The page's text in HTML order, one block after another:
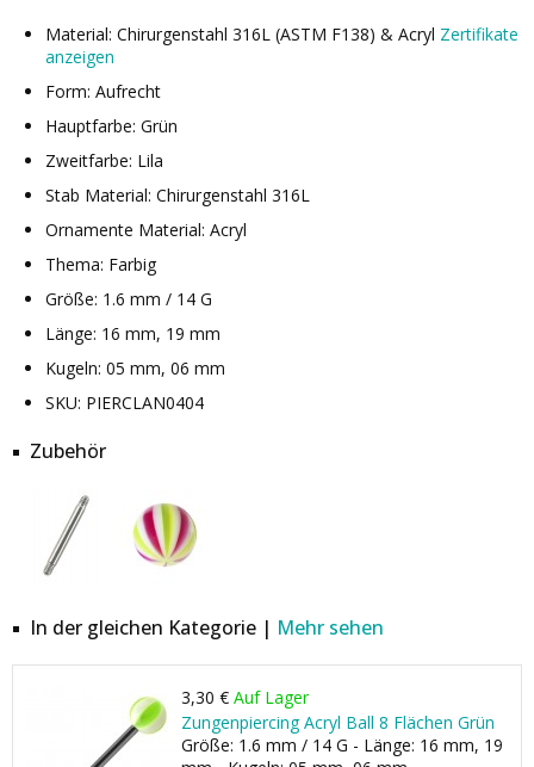
Material: Chirurgenstahl 316L (ASTM F138) & Acryl Zertifikate
anzeigen
Form: Aufrecht
Hauptfarbe: Grün
Zweitfarbe: Lila
Stab Material: Chirurgenstahl 316L
Ornamente Material: Acryl
Thema: Farbig
Größe: 1.6 mm / 14 G
Länge: 16 mm, 19 mm
Kugeln: 05 mm, 06 mm
SKU: PIERCLAN0404
Zubehör
In der gleichen Kategorie | Mehr sehen
3,30 € Auf Lager
Zungenpiercing Acryl Ball 8 Flächen Grün
Größe: 1.6 mm / 14 G - Länge: 16 mm, 19